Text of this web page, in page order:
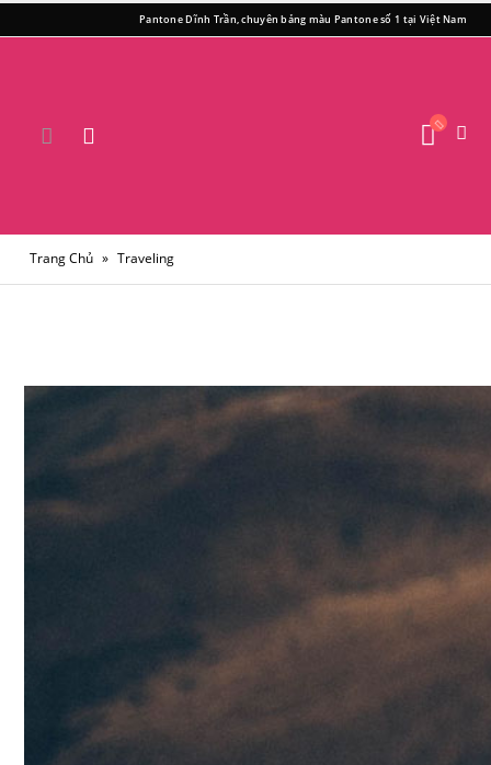
Pantone Dĩnh Trần, chuyên bảng màu Pantone số 1 tại Việt Nam
Trang Chủ » Traveling